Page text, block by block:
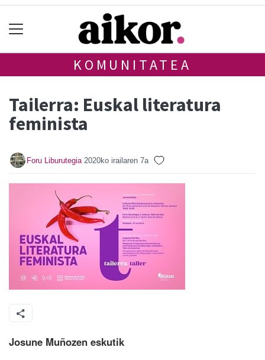
KOMUNITATEA
Tailerra: Euskal literatura
feminista
Foru Liburutegia 2020ko irailaren 7a
Josune Muñozen eskutik